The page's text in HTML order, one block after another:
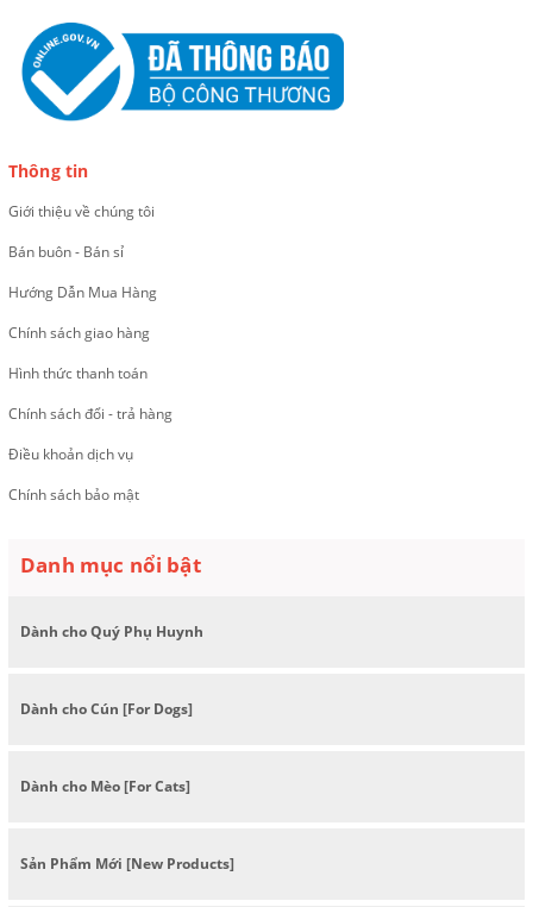
Thông tin
Giới thiệu về chúng tôi
Bán buôn - Bán sỉ
Hướng Dẫn Mua Hàng
Chính sách giao hàng
Hình thức thanh toán
Chính sách đổi - trả hàng
Điều khoản dịch vụ
Chính sách bảo mật
Danh mục nổi bật
Dành cho Quý Phụ Huynh
Dành cho Cún [For Dogs]
Dành cho Mèo [For Cats]
Sản Phẩm Mới [New Products]